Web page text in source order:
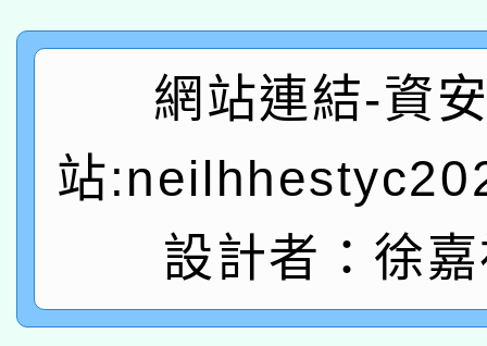
動」
開 智慧啟航」
「2026桃園藝術巡演
關事宜
轉知教育部國民及學前
年度健康促進學校輔導
業成長研習」實施計畫
函轉國家教育研究院
原住民族教育政策研討
族教育國際趨勢與發展
轉知教育部國民及學前
新北市政府教育局辦
師專業成長研習實施計
函轉國立臺灣師範大學
族語言臺北學習中心
轉知有關國立成功大學
網站連結-資
站
設計者：徐